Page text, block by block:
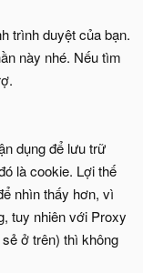
trình duyệt của bạn.
này nhé. Nếu tìm
dụng để lưu trữ
là cookie. Lợi thế
nhìn thấy hơn, vì
tuy nhiên với Proxy
ở trên) thì không